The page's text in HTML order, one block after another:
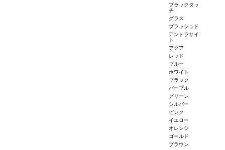
ブラックタッ
チ
グラス
ブラッシュド
アントラサイ
ト
アクア
レッド
ブルー
ホワイト
ブラック
パープル
グリーン
シルバー
ピンク
イエロー
オレンジ
ゴールド
ブラウン